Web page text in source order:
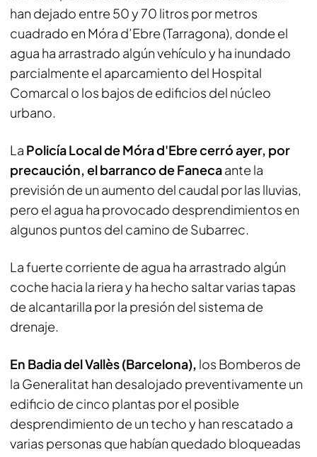
han dejado entre 50 y 70 litros por metros
cuadrado en Móra d’Ebre (Tarragona), donde el
agua ha arrastrado algún vehículo y ha inundado
parcialmente el aparcamiento del Hospital
Comarcal o los bajos de edificios del núcleo
urbano.
La Policía Local de Móra d'Ebre cerró ayer, por
precaución, el barranco de Fanecaante la
previsión de un aumento del caudal por las lluvias,
pero el agua ha provocado desprendimientos en
algunos puntos del camino de Subarrec.
La fuerte corriente de agua ha arrastrado algún
coche hacia la riera y ha hecho saltar varias tapas
de alcantarilla por la presión del sistema de
drenaje.
En Badia del Vallès (Barcelona), los Bomberos de
la Generalitat han desalojado preventivamente un
edificio de cinco plantas por el posible
desprendimiento de un techo y han rescatado a
varias personas que habían quedado bloqueadas